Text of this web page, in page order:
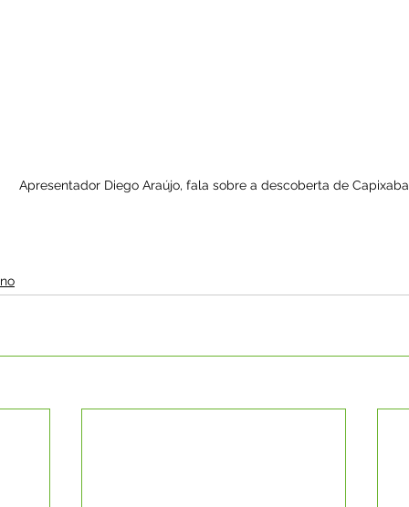
Apresentador Diego Araújo, fala sobre a descoberta de Capixaba